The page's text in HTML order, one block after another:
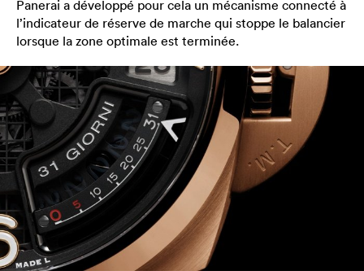
Panerai a développé pour cela un mécanisme connecté à
l’indicateur de réserve de marche qui stoppe le balancier
lorsque la zone optimale est terminée.